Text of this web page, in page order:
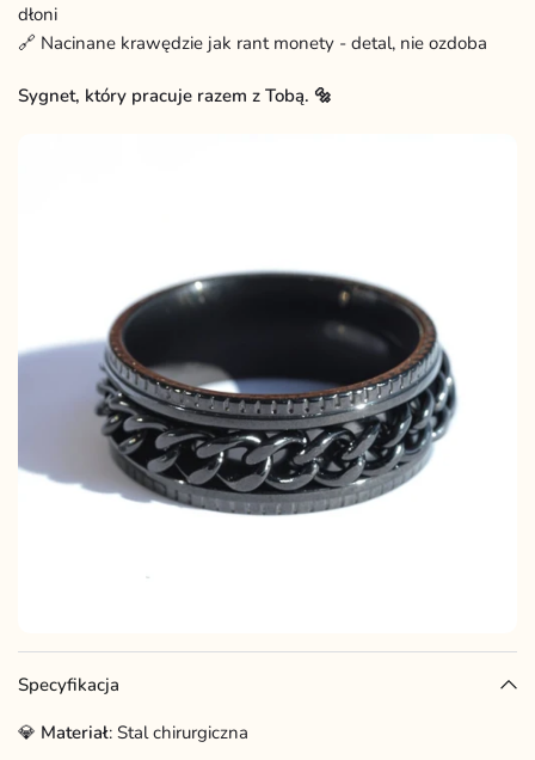
dłoni
🔗 Nacinane krawędzie jak rant monety - detal, nie ozdoba
Sygnet, który pracuje razem z Tobą. 🔩
Specyfikacja
💎 Materiał: Stal chirurgiczna